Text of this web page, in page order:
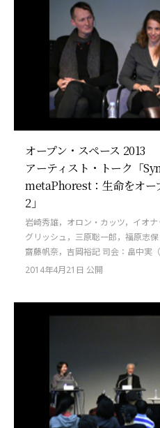
オープン・スペース 2013
アーティスト・トーク「
metaPhorest：生命をオー
2」
岩崎秀雄，オロン・カッツ，イオ
グリッシュ，三原聡一郎，福原志保
齋藤帆奈，吉岡裕記 司会：畠中実（
2014年4月21日 公開